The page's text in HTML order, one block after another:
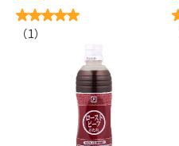
（1）